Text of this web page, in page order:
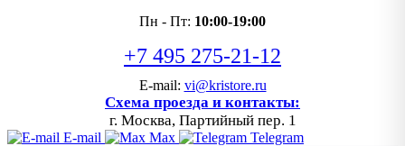
Пн - Пт: 10:00-19:00
+7 495 275-21-12
E-mail: vi@kristore.ru
Схема проезда и контакты:
г. Москва, Партийный пер. 1
E-mail Max Telegram